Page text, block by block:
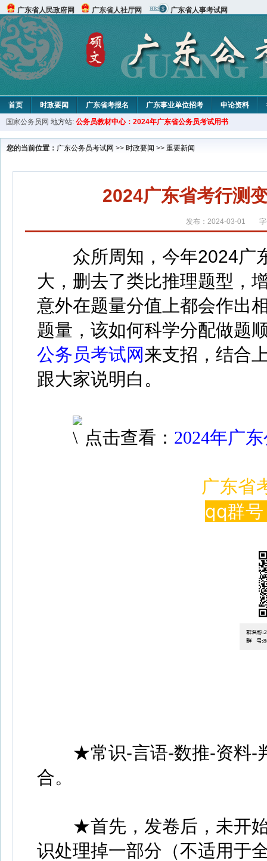
广东省人民政府网 广东省人社厅网 广东省人事考试网
首页 时政要闻 广东省考报名 广东事业单位招考 申论资料
国家公务员网 地方站: 公务员教材中心：2024年广东省公务员考试用书
您的当前位置： 广东公务员考试网 >> 时政要闻 >> 重要新闻
2024广东省考行测
发布：2024-03-01
众所周知，今年2024广
大，删去了类比推理题型，
意外在题量分值上都会作出
题量，该如何科学分配做题
公务员考试网来支招，结合
跟大家说明白。
点击查看： 2024年广
广东省
qq群
★常识-言语-数推-资料-判
合。
★首先，发卷后，未开始
识处理掉一部分（不适用于